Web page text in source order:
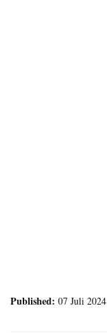
Published: 07 Juli 2024